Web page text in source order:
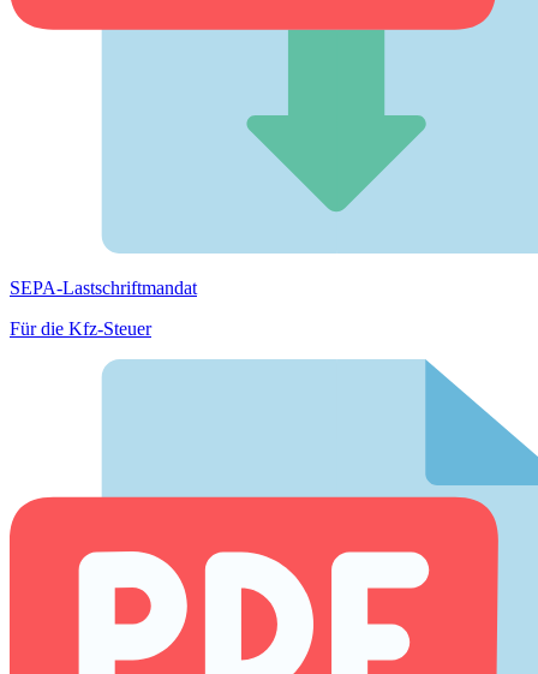
SEPA-Lastschriftmandat
Für die Kfz-Steuer